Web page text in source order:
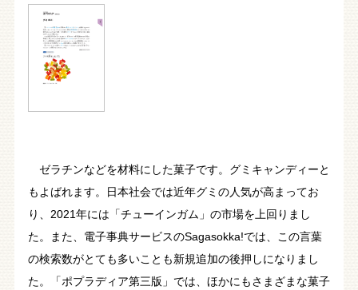
ゼラチンなどを材料にした菓子です。グミキャンディーと
もよばれます。日本社会では近年グミの人気が高まってお
り、2021年には「チューインガム」の市場を上回りまし
た。また、電子事典サービスのSagasokka!では、この言葉
の検索数がとても多いことも新規追加の後押しになりまし
た。「ポプラディア第三版」では、ほかにもさまざまな菓子